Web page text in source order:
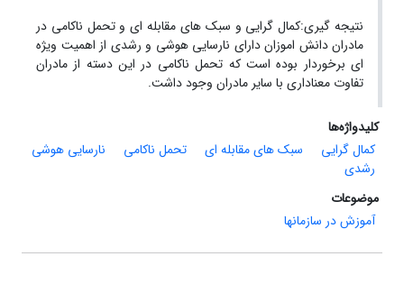
نتیجه گیری:کمال گرایی و سبک های مقابله ای و تحمل ناکامی در
مادران دانش اموزان دارای نارسایی هوشی و رشدی از اهمیت ویژه
ای برخوردار بوده است که تحمل ناکامی در این دسته از مادران
تفاوت معناداری با سایر مادران وجود داشت.
کلیدواژه‌ها
کمال گرایی
سبک های مقابله ای تحمل ناکامی
نارسایی هوشی
رشدی
موضوعات
آموزش در سازمانها